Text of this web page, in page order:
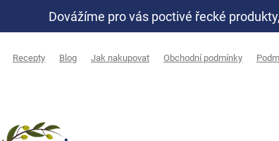
obsah
Dovážíme pro vás poctivé řecké
Recepty Blog Jak nakupovat Obchodní podmínky